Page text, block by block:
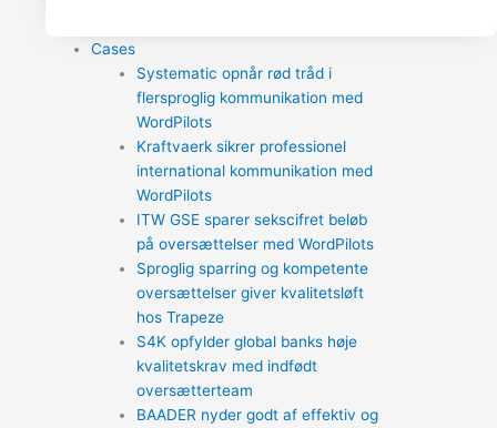
Cases
Systematic opnår rød tråd i
flersproglig kommunikation med
WordPilots
Kraftvaerk sikrer professionel
international kommunikation med
WordPilots
ITW GSE sparer sekscifret beløb
på oversættelser med WordPilots
Sproglig sparring og kompetente
oversættelser giver kvalitetsløft
hos Trapeze
S4K opfylder global banks høje
kvalitetskrav med indfødt
oversætterteam
BAADER nyder godt af effektiv og